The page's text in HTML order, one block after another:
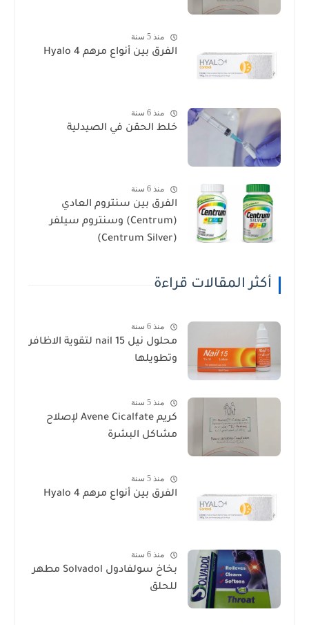
الفرق بين أنواع مرهم Hyalo 4
منذ 6 سنة
خلط الحقن في الصيدلية
الفرق بين سنتروم العادي
(Centrum) وسنتروم سيلفر
(Centrum Silver)
أكثر المقالات قراءة
محلول نيل nail 15 لتقوية الاظافر
وتطويلها
كريم Avene Cicalfate لإصلاح
مشاكل البشرة
الفرق بين أنواع مرهم Hyalo 4
منذ 6 سنة
بخاخ سولفادول Solvadol مطهر
للحلق